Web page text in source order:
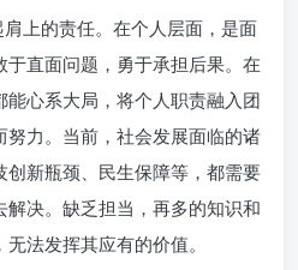
肩上的责任。在个人层面，是面
直面问题，勇于承担后果。在
心系大局，将个人职责融入团
努力。当前，社会发展面临的诸
创新瓶颈、民生保障等，都需要
决。缺乏担当，再多的知识和
法发挥其应有的价值。